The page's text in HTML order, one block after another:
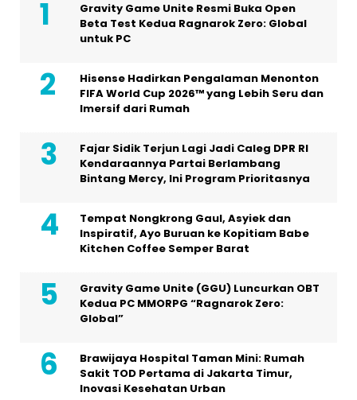
Gravity Game Unite Resmi Buka Open
Beta Test Kedua Ragnarok Zero: Global
untuk PC
Hisense Hadirkan Pengalaman Menonton
FIFA World Cup 2026™ yang Lebih Seru dan
Imersif dari Rumah
Fajar Sidik Terjun Lagi Jadi Caleg DPR RI
Kendaraannya Partai Berlambang
Bintang Mercy, Ini Program Prioritasnya
Tempat Nongkrong Gaul, Asyiek dan
Inspiratif, Ayo Buruan ke Kopitiam Babe
Kitchen Coffee Semper Barat
Gravity Game Unite (GGU) Luncurkan OBT
Kedua PC MMORPG “Ragnarok Zero:
Global”
Brawijaya Hospital Taman Mini: Rumah
Sakit TOD Pertama di Jakarta Timur,
Inovasi Kesehatan Urban